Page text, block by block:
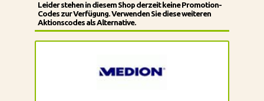
Leider stehen in diesem Shop derzeit keine Promotion-
Codes zur Verfügung. Verwenden Sie diese weiteren
Aktionscodes als Alternative.